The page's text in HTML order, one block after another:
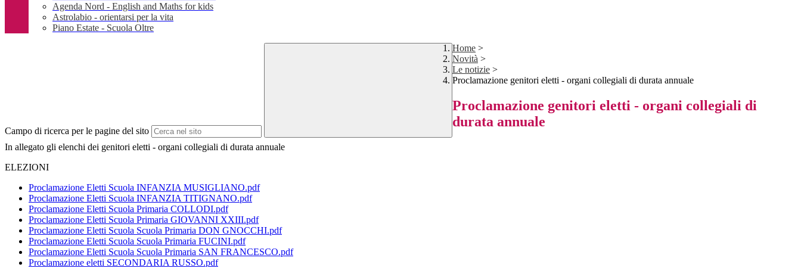
Agenda Nord - English and Maths for kids
Astrolabio - orientarsi per la vita
Piano Estate - Scuola Oltre
Campo di ricerca per le pagine del sito
Home >
Novità >
Le notizie >
Proclamazione genitori eletti - organi collegiali di durata annuale
Proclamazione genitori eletti - organi collegiali di
durata annuale
In allegato gli elenchi dei genitori eletti - organi collegiali di durata annuale
ELEZIONI
Proclamazione Eletti Scuola INFANZIA MUSIGLIANO.pdf
Proclamazione Eletti Scuola INFANZIA TITIGNANO.pdf
Proclamazione Eletti Scuola Primaria COLLODI.pdf
Proclamazione Eletti Scuola Primaria GIOVANNI XXIII.pdf
Proclamazione Eletti Scuola Scuola Primaria DON GNOCCHI.pdf
Proclamazione Eletti Scuola Scuola Primaria FUCINI.pdf
Proclamazione Eletti Scuola Scuola Primaria SAN FRANCESCO.pdf
Proclamazione eletti SECONDARIA RUSSO.pdf